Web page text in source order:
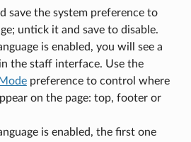
save the system preference to
untick it and save to disable.
is enabled, you will see a
the staff interface. Use the
preference to control where
on the page: top, footer or
is enabled, the first one